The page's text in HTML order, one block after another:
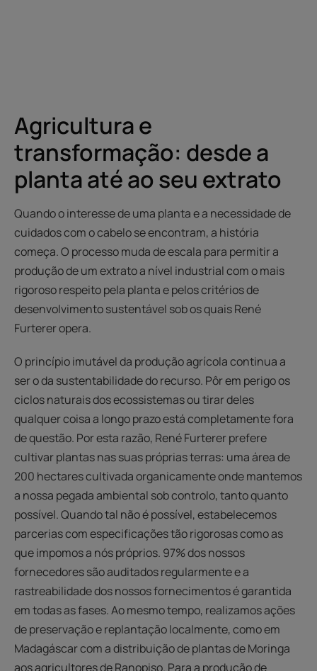
Agricultura e
transformação: desde a
planta até ao seu extrato
Quando o interesse de uma planta e a necessidade de
cuidados com o cabelo se encontram, a história
começa. O processo muda de escala para permitir a
produção de um extrato a nível industrial com o mais
rigoroso respeito pela planta e pelos critérios de
desenvolvimento sustentável sob os quais René
Furterer opera.
O princípio imutável da produção agrícola continua a
ser o da sustentabilidade do recurso. Pôr em perigo os
ciclos naturais dos ecossistemas ou tirar deles
qualquer coisa a longo prazo está completamente fora
de questão. Por esta razão, René Furterer prefere
cultivar plantas nas suas próprias terras: uma área de
200 hectares cultivada organicamente onde mantemos
a nossa pegada ambiental sob controlo, tanto quanto
possível. Quando tal não é possível, estabelecemos
parcerias com especificações tão rigorosas como as
que impomos a nós próprios. 97% dos nossos
fornecedores são auditados regularmente e a
rastreabilidade dos nossos fornecimentos é garantida
em todas as fases. Ao mesmo tempo, realizamos ações
de preservação e replantação localmente, como em
Madagáscar com a distribuição de plantas de Moringa
aos agricultores de Ranopiso. Para a produção de